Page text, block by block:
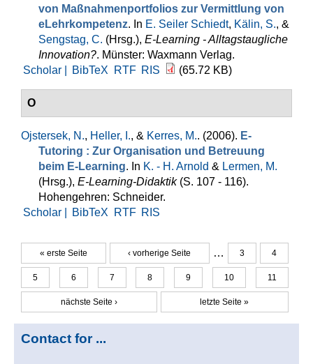
von Maßnahmenportfolios zur Vermittlung von
eLehrkompetenz. In E. Seiler Schiedt, Kälin, S., &
Sengstag, C. (Hrsg.), E-Learning - Alltagstaugliche
Innovation?. Münster: Waxmann Verlag.
Scholar |
BibTeX RTF RIS (65.72 KB)
O
Ojstersek, N., Heller, I., & Kerres, M.. (2006). E-
Tutoring : Zur Organisation und Betreuung
beim E-Learning. In K. - H. Arnold & Lermen, M.
(Hrsg.), E-Learning-Didaktik (S. 107 - 116).
Hohengehren: Schneider.
Scholar |
BibTeX RTF RIS
Seiten
« erste Seite ‹ vorherige Seite … 3 4
5 6 7 8 9 10 11
nächste Seite › letzte Seite »
Contact for ...